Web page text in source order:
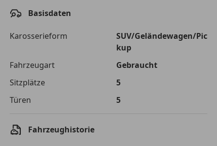
Laufzeit
Kreditbetrag
€ 7 000,-
Gesamtbetrag
€ 11 122,-
Einberechnete Gebühren
€ 0,-
Effektivzinsatz
10,52 %
Sollzinssatz
Basisdaten
Karosserieform
SUV/Geländewagen/Pic
kup
Fahrzeugart
Gebraucht
Sitzplätze
5
Türen
5
Fahrzeughistorie